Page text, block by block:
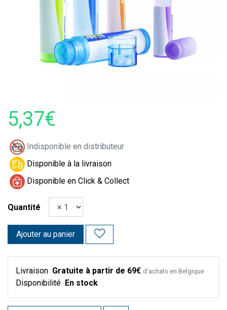
5,37€
Indisponible en distributeur
Disponible à la livraison
Disponible en Click & Collect
Quantité
Ajouter au panier
Livraison Gratuite à partir de 69€ d’achats en Belgique
Disponibilité En stock